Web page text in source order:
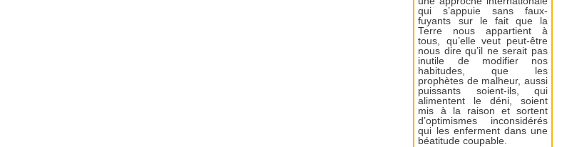
qui s’appuie sans faux-
fuyants sur le fait que la
Terre nous appartient à
tous, qu’elle veut peut-être
nous dire qu’il ne serait pas
inutile de modifier nos
habitudes, que les
prophètes de malheur, aussi
puissants soient-ils, qui
alimentent le déni, soient
mis à la raison et sortent
d’optimismes inconsidérés
qui les enferment dans une
béatitude coupable.